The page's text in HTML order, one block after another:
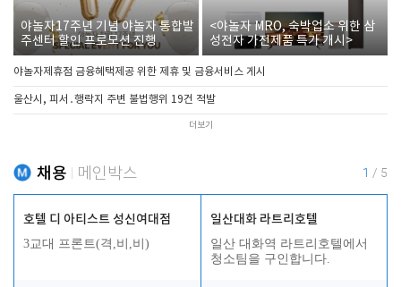
야놀자17주년 기념 야놀자 통합발
주센터 할인 프로모션 진행
<야놀자 MRO, 숙박업소 위한 삼
성전자 가전제품 특가 개시>
야놀자제휴점 금융혜택제공 위한 제휴 및 금융서비스 게시
울산시, 피서․행락지 주변 불법행위 19건 적발
더보기
채용 메인박스 1 / 5
호텔 디 아티스트 성신여대점
3교대 프론트(격,비,비)
일산대화 라트리호텔
일산 대화역 라트리호텔에서
청소팀을 구인합니다.